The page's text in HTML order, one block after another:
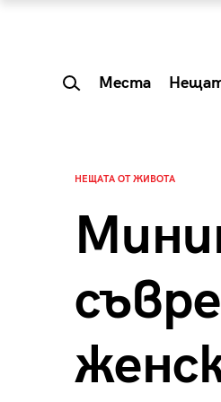
Места
НЕЩАТА ОТ ЖИВОТА